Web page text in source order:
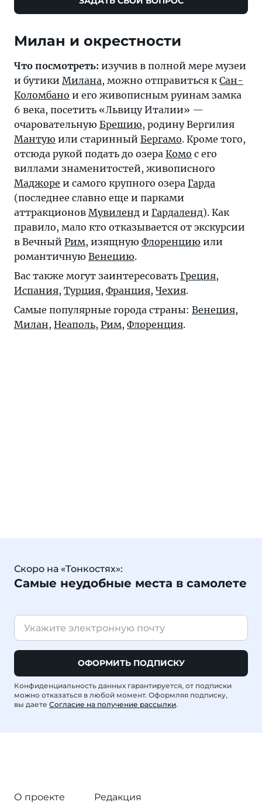
Милан и окрестности
Что посмотреть: изучив в полной мере музеи
и бутики Милана, можно отправиться кСан-
Коломбано и его живописным руинам замка
6 века, посетить «Львицу Италии» —
очаровательную Брешию, родину Вергилия
Мантую или старинный Бергамо. Кроме того,
отсюда рукой подать до озера Комо с его
виллами знаменитостей, живописного
Маджоре и самого крупного озера Гарда
(последнее славно еще и парками
аттракционов Мувиленд и Гардаленд). Как
правило, мало кто отказывается от экскурсии
в Вечный Рим, изящную Флоренцию или
романтичную Венецию.
Вас также могут заинтересовать Греция,
Испания, Турция, Франция, Чехия.
Самые популярные города страны: Венеция,
Милан, Неаполь, Рим, Флоренция.
Скоро на «Тонкостях»:
Самые неудобные места в самолете
ОФОРМИТЬ ПОДПИСКУ
Конфиденциальность данных гарантируется, от подписки
можно отказаться в любой момент. Оформляя подписку,
вы даете Согласие на получение рассылки.
О проекте
Редакция